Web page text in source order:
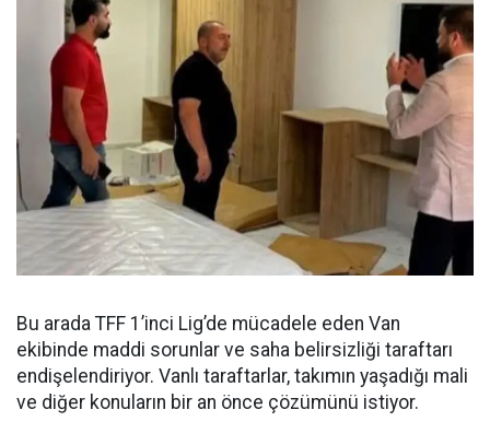
Bu arada TFF 1’inci Lig’de mücadele eden Van
ekibinde maddi sorunlar ve saha belirsizliği taraftarı
endişelendiriyor. Vanlı taraftarlar, takımın yaşadığı mali
ve diğer konuların bir an önce çözümünü istiyor.